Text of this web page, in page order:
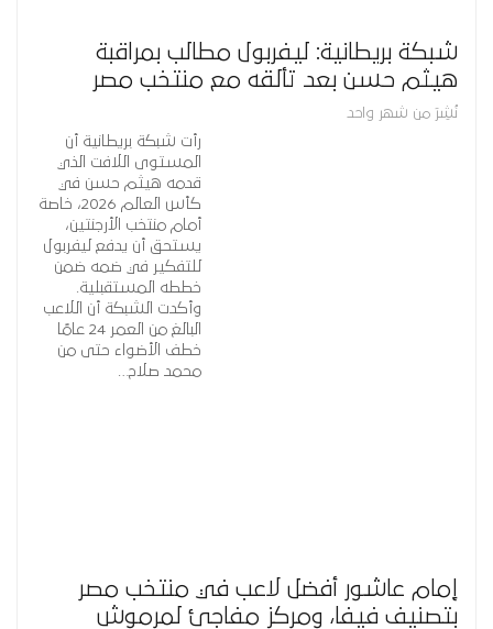
شبكة بريطانية: ليفربول مطالب بمراقبة
هيثم حسن بعد تألقه مع منتخب مصر
نُشِرَ من شهر واحد
رأت شبكة بريطانية أن
المستوى اللافت الذي
قدمه هيثم حسن في
كأس العالم 2026، خاصة
أمام منتخب الأرجنتين،
يستحق أن يدفع ليفربول
للتفكير في ضمه ضمن
خططه المستقبلية.
وأكدت الشبكة أن اللاعب
البالغ من العمر 24 عامًا
خطف الأضواء حتى من
محمد صلاح…
إمام عاشور أفضل لاعب في منتخب مصر
بتصنيف فيفا، ومركز مفاجئ لمرموش